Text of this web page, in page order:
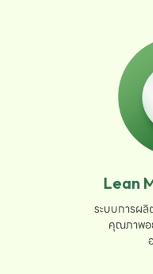
Lean
ระบบการผ
คุณภาพอ